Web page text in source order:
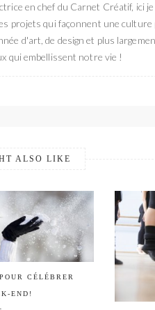
en chef du Carnet Créatif, ici
projets qui façonnent une culture
d'art, de design et plus
qui embellissent notre vie !
ALSO LIKE